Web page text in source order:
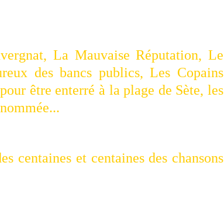
La Mauvaise Réputation, Le
des bancs publics, Les Copains
être enterré à la plage de Sète, les
centaines et centaines des chansons